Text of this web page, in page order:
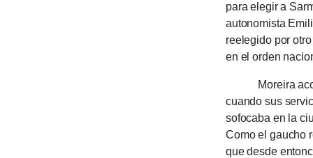
para elegir a
autono­mista
reele­gido por
en el orden
Moreira
cuando sus
sofocaba en la
Como el gaucho
que desde